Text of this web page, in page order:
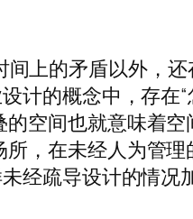
上的矛盾以外，
计的概念中，存在
空间也就意味着
，在未经人为管
经疏导设计的情